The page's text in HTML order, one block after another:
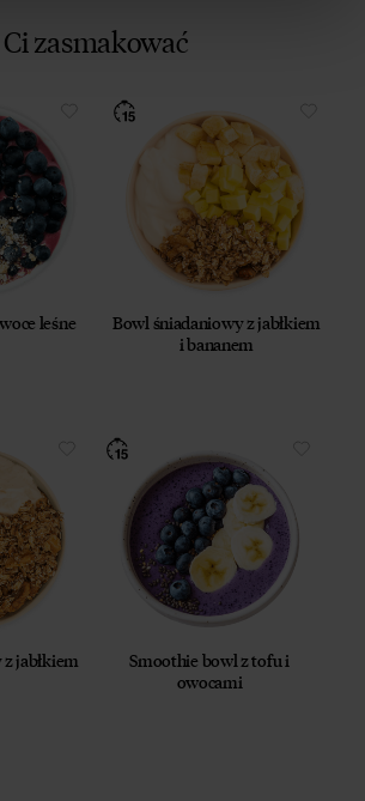
zasmakować
leśne
Bowl śniadaniowy z jabłkiem
i bananem
jabłkiem
Smoothie bowl z tofu i
owocami